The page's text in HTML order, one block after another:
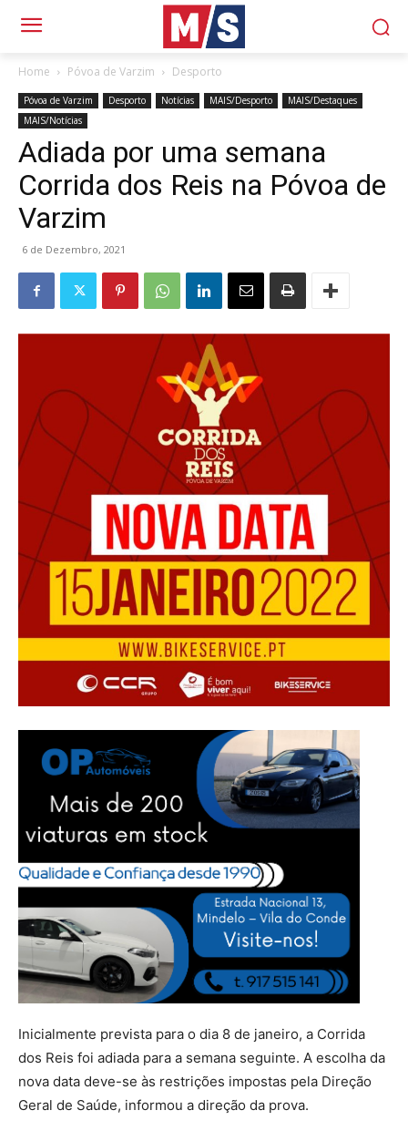
Home Póvoa de Varzim Desporto
Póvoa de Varzim Desporto Notícias MAIS/Desporto
MAIS/Destaques
MAIS/Notícias
Adiada por uma semana
Corrida dos Reis na Póvoa de
Varzim
6 de Dezembro, 2021
Inicialmente prevista para o dia 8 de janeiro, a Corrida
dos Reis foi adiada para a semana seguinte. A escolha da
nova data deve-se às restrições impostas pela Direção
Geral de Saúde, informou a direção da prova.